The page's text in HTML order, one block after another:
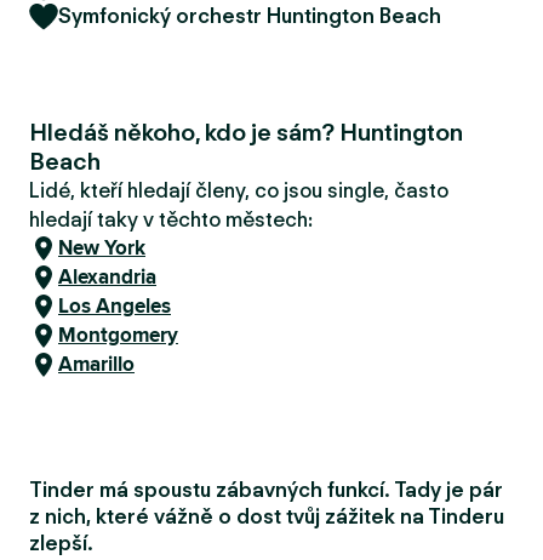
Symfonický orchestr Huntington Beach
Hledáš někoho, kdo je sám? Huntington
Beach
Lidé, kteří hledají členy, co jsou single, často
hledají taky v těchto městech:
New York
Alexandria
Los Angeles
Montgomery
Amarillo
Tinder má spoustu zábavných funkcí. Tady je pár
z nich, které vážně o dost tvůj zážitek na Tinderu
zlepší.